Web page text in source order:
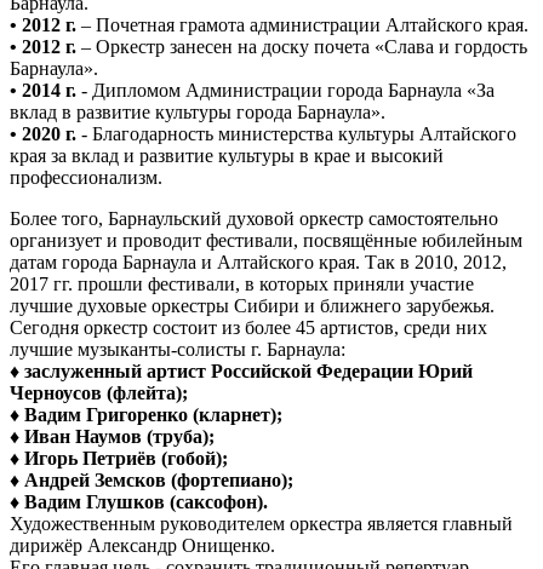
• 2012 г. – Почетная грамота администрации Алтайского края.
• 2012 г. – Оркестр занесен на доску почета «Слава и гордость
Барнаула».
• 2014 г. - Дипломом Администрации города Барнаула «За
вклад в развитие культуры города Барнаула».
• 2020 г. - Благодарность министерства культуры Алтайского
края за вклад и развитие культуры в крае и высокий
профессионализм.
Более того, Барнаульский духовой оркестр самостоятельно
организует и проводит фестивали, посвящённые юбилейным
датам города Барнаула и Алтайского края. Так в 2010, 2012,
2017 гг. прошли фестивали, в которых приняли участие
лучшие духовые оркестры Сибири и ближнего зарубежья.
Сегодня оркестр состоит из более 45 артистов, среди них
лучшие музыканты-солисты г. Барнаула:
♦ заслуженный артист Российской Федерации Юрий
Черноусов (флейта);
♦ Вадим Григоренко (кларнет);
♦ Иван Наумов (труба);
♦ Игорь Петриёв (гобой);
♦ Андрей Земсков (фортепиано);
♦ Вадим Глушков (саксофон).
Художественным руководителем оркестра является главный
дирижёр Александр Онищенко.